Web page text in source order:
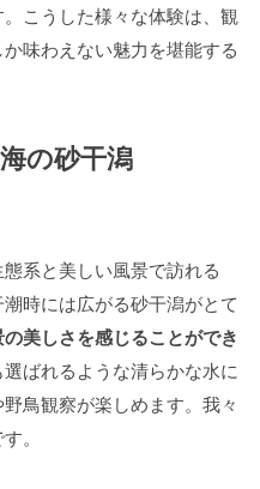
こうした様々な体験は、観
味わえない魅力を堪能する
の砂干潟
系と美しい風景で訪れる
時には広がる砂干潟がとて
美しさを感じることができ
ばれるような清らかな水に
鳥観察が楽しめます。我々
。